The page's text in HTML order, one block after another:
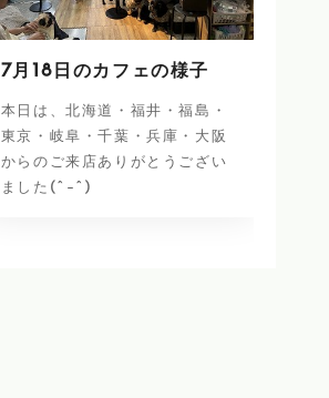
7月18日のカフェの様子
本日は、北海道・福井・福島・
東京・岐阜・千葉・兵庫・大阪
からのご来店ありがとうござい
ました(^-^)